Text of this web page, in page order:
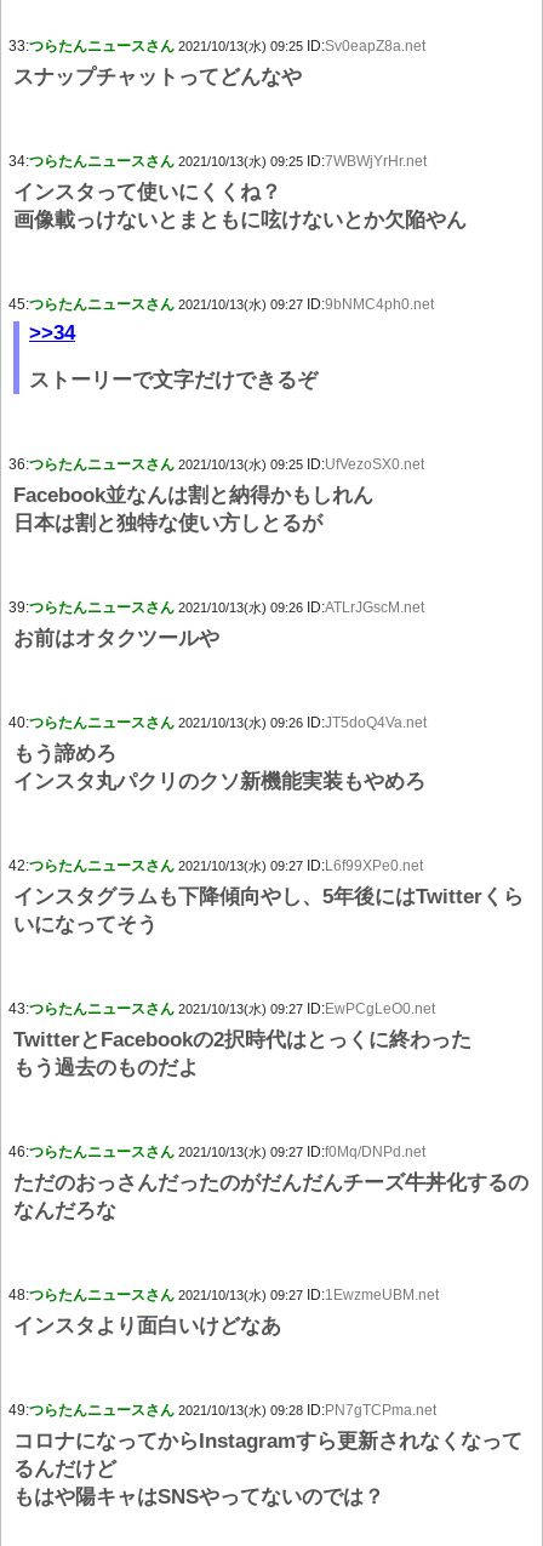
33:つらたんニュースさん 2021/10/13(水) 09:25 ID:Sv0eapZ8a.net
スナップチャットってどんなや
34:つらたんニュースさん 2021/10/13(水) 09:25 ID:7WBWjYrHr.net
インスタって使いにくくね？
画像載っけないとまともに呟けないとか欠陥やん
45:つらたんニュースさん 2021/10/13(水) 09:27 ID:9bNMC4ph0.net
>>34
ストーリーで文字だけできるぞ
36:つらたんニュースさん 2021/10/13(水) 09:25 ID:UfVezoSX0.net
Facebook並なんは割と納得かもしれん
日本は割と独特な使い方しとるが
39:つらたんニュースさん 2021/10/13(水) 09:26 ID:ATLrJGscM.net
お前はオタクツールや
40:つらたんニュースさん 2021/10/13(水) 09:26 ID:JT5doQ4Va.net
もう諦めろ
インスタ丸パクリのクソ新機能実装もやめろ
42:つらたんニュースさん 2021/10/13(水) 09:27 ID:L6f99XPe0.net
インスタグラムも下降傾向やし、5年後にはTwitterくら
いになってそう
43:つらたんニュースさん 2021/10/13(水) 09:27 ID:EwPCgLeO0.net
TwitterとFacebookの2択時代はとっくに終わった
もう過去のものだよ
46:つらたんニュースさん 2021/10/13(水) 09:27 ID:f0Mq/DNPd.net
ただのおっさんだったのがだんだんチーズ牛丼化するの
なんだろな
48:つらたんニュースさん 2021/10/13(水) 09:27 ID:1EwzmeUBM.net
インスタより面白いけどなあ
49:つらたんニュースさん 2021/10/13(水) 09:28 ID:PN7gTCPma.net
コロナになってからInstagramすら更新されなくなって
るんだけど
もはや陽キャはSNSやってないのでは？